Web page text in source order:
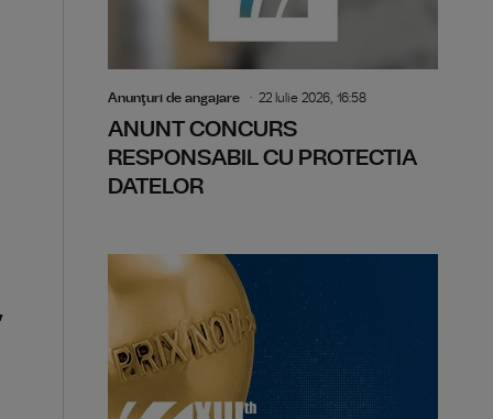
Anunţuri de angajare 22 Iulie 2026, 16:58
ANUNT CONCURS
RESPONSABIL CU PROTECTIA
DATELOR